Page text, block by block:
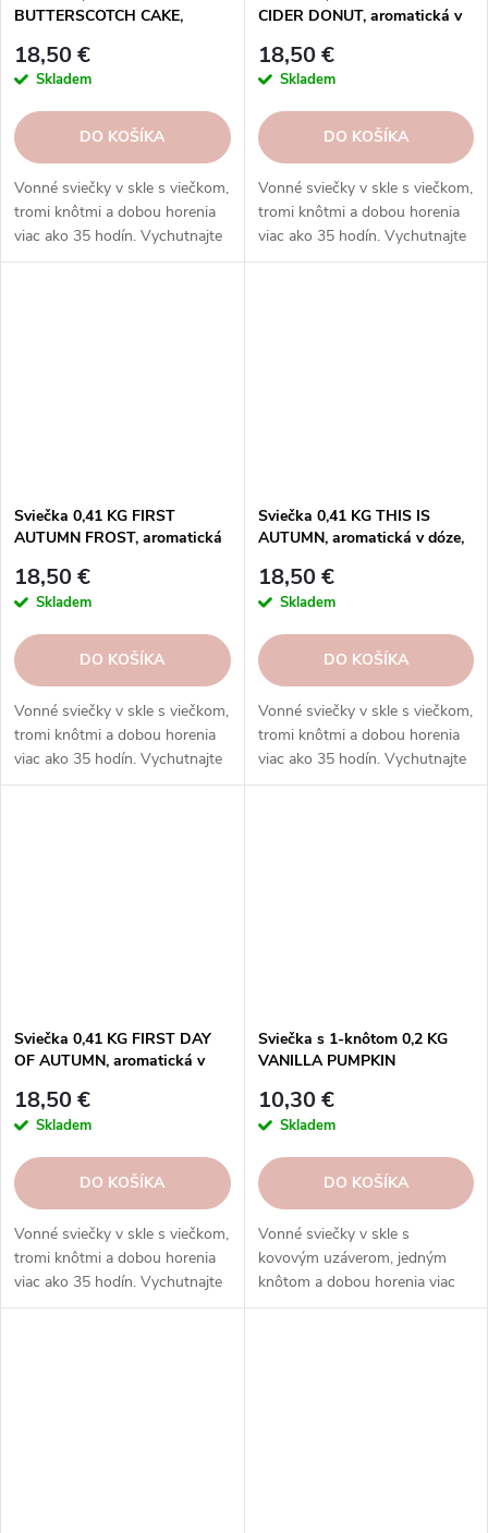
BUTTERSCOTCH CAKE,
GOOSE CREEK
18,50 €
Skladem
DO KOŠÍKA
Vonné sviečky v skle s viečkom,
tromi knôtmi a dobou horenia
viac ako 35 hodín. Vychutnajte
si rozmanitosť vôní a
CIDER DONUT, aromatická v
18,50 €
Skladem
DO KOŠÍKA
Vonné sviečky v skle s viečkom,
tromi knôtmi a dobou horenia
viac ako 35 hodín. Vychutnajte
si rozmanitosť vôní a
Sviečka 0,41 KG FIRST
AUTUMN FROST, aromatická
18,50 €
Skladem
DO KOŠÍKA
Vonné sviečky v skle s viečkom,
tromi knôtmi a dobou horenia
viac ako 35 hodín. Vychutnajte
si rozmanitosť vôní a
Sviečka 0,41 KG THIS IS
AUTUMN, aromatická v dóze,
18,50 €
Skladem
DO KOŠÍKA
Vonné sviečky v skle s viečkom,
tromi knôtmi a dobou horenia
viac ako 35 hodín. Vychutnajte
si rozmanitosť vôní a
Sviečka 0,41 KG FIRST DAY
OF AUTUMN, aromatická v
18,50 €
Skladem
DO KOŠÍKA
Vonné sviečky v skle s viečkom,
tromi knôtmi a dobou horenia
viac ako 35 hodín. Vychutnajte
si rozmanitosť vôní a
Sviečka s 1-knôtom 0,2 KG
VANILLA PUMPKIN
10,30 €
Skladem
DO KOŠÍKA
Vonné sviečky v skle s
kovovým uzáverom, jedným
knôtom a dobou horenia viac
ako 45 hodín.